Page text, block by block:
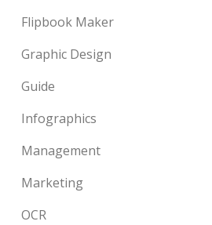
Flipbook Maker
Graphic Design
Guide
Infographics
Management
Marketing
OCR